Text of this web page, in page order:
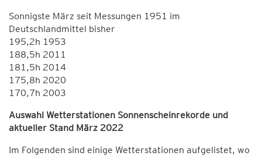
Sonnigste März seit Messungen 1951 im
Deutschlandmittel bisher
195,2h 1953
188,5h 2011
181,5h 2014
175,8h 2020
170,7h 2003
Auswahl Wetterstationen Sonnenscheinrekorde und
aktueller Stand März 2022
Im Folgenden sind einige Wetterstationen aufgelistet, wo